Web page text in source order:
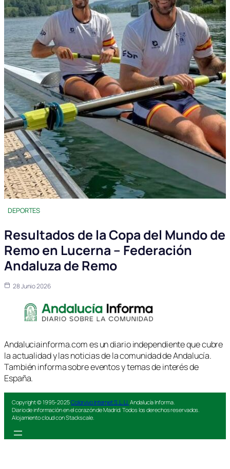
DEPORTES
Resultados de la Copa del Mundo de
Remo en Lucerna – Federación
Andaluza de Remo
28 Junio 2026
Andaluciainforma.com es un diario independiente que cubre
la actualidad y las noticias de la comunidad de Andalucía.
También informa sobre eventos y temas de interés de
España.
Copyright © 1995-2025Colorvivo Internet S.L.U. Andalucía Informa.
Diario de información en el corazón de Madrid. Todos los derechos reservados.
Alojamiento cloud con Stackscale.